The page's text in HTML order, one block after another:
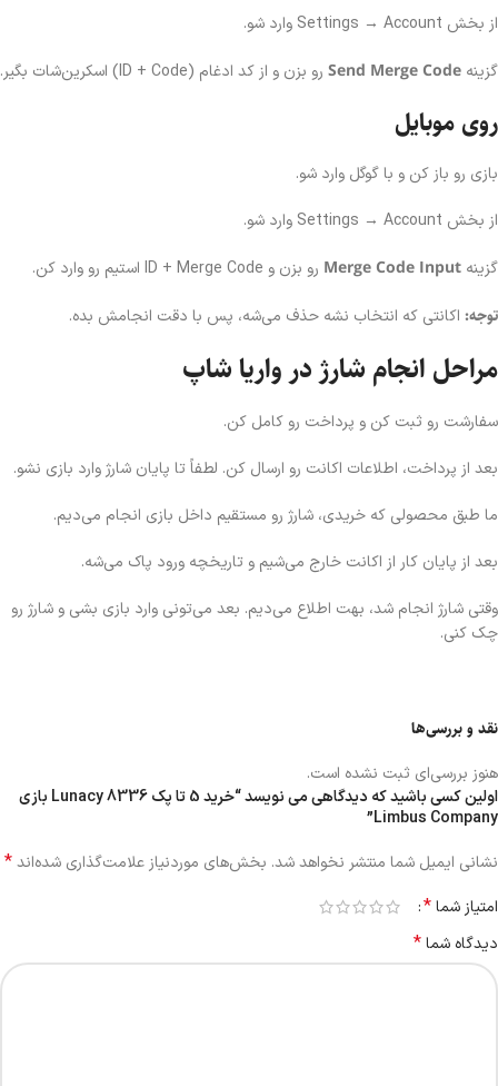
از بخش Settings → Account وارد شو.
گزینه Send Merge Code رو بزن و از کد ادغام (ID + Code) اسکرین‌شات بگیر.
روی موبایل
بازی رو باز کن و با گوگل وارد شو.
از بخش Settings → Account وارد شو.
گزینه Merge Code Input رو بزن و ID + Merge Code استیم رو وارد کن.
توجه: اکانتی که انتخاب نشه حذف می‌شه، پس با دقت انجامش بده.
مراحل انجام شارژ در واریا شاپ
سفارشت رو ثبت کن و پرداخت رو کامل کن.
بعد از پرداخت، اطلاعات اکانت رو ارسال کن. لطفاً تا پایان شارژ وارد بازی نشو.
ما طبق محصولی که خریدی، شارژ رو مستقیم داخل بازی انجام می‌دیم.
بعد از پایان کار از اکانت خارج می‌شیم و تاریخچه ورود پاک می‌شه.
وقتی شارژ انجام شد، بهت اطلاع می‌دیم. بعد می‌تونی وارد بازی بشی و شارژ رو
چک کنی.
نقد و بررسی‌ها
هنوز بررسی‌ای ثبت نشده است.
اولین کسی باشید که دیدگاهی می نویسد “خرید 5 تا پک 8336 Lunacy بازی
Limbus Company”
نشانی ایمیل شما منتشر نخواهد شد. بخش‌های موردنیاز علامت‌گذاری شده‌اند*
امتیاز شما*
دیدگاه شما*